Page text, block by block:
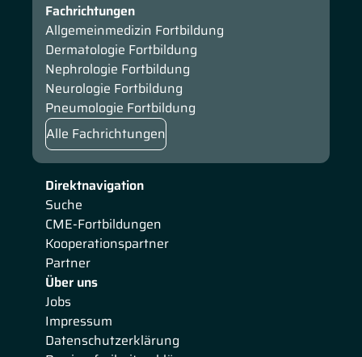
Direktnavigation
Suche
CME-Fortbildungen
Kooperationspartner
Partner
Über uns
Jobs
Impressum
Datenschutzerklärung
Fachrichtungen
Allgemeinmedizin Fortbildung
Dermatologie Fortbildung
Nephrologie Fortbildung
Neurologie Fortbildung
Pneumologie Fortbildung
Alle Fachrichtungen